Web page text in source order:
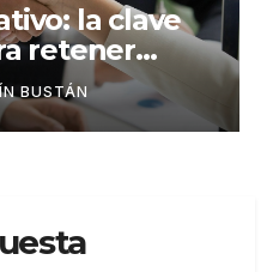
la clave
retener
BUSTÁN